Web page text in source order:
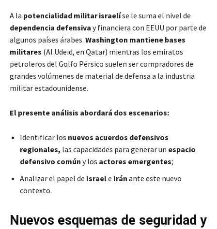
A la potencialidad militar israelíse le suma el nivel de
dependencia defensiva y financiera con EEUU por parte de
algunos países árabes. Washington mantiene bases
militares (Al Udeid, en Qatar) mientras los emiratos
petroleros del Golfo Pérsico suelen ser compradores de
grandes volúmenes de material de defensa a la industria
militar estadounidense.
El presente análisis abordará dos escenarios:
Identificar los nuevos acuerdos defensivos
regionales, las capacidades para generar un espacio
defensivo común y los actores emergentes;
Analizar el papel de Israele Irán ante este nuevo
contexto.
Nuevos esquemas de seguridad y